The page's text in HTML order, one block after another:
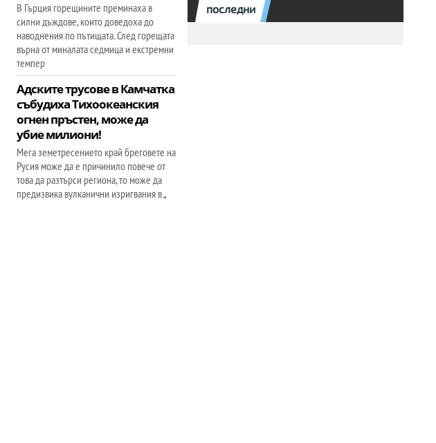
В Гърция горещините преминаха в
силни дъждове, които доведоха до
наводнения по пътищата. След горещата
върна от миналата седмица и екстремни
темпер
Адските трусове в Камчатка
събудиха Тихоокеанския
огнен пръстен, може да
убие милиони!
Мега земетресението край бреговете на
Русия може да е причинило повече от
това да разтърси региона, то може да
предизвика вулканични изригвания в „
последни